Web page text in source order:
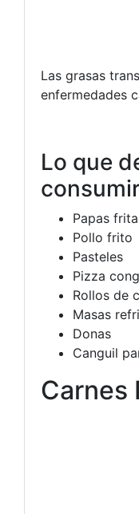
Las grasas
enfermedades
Lo que
Papas
Pollo frito
Pasteles
Pizza
Rollos de
Masas
Donas
Canguil
Carnes